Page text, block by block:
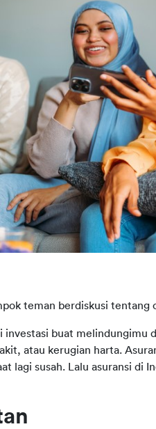
teman berdiskusi tentang
buat melindungimu
atau kerugian harta.
lagi susah. Lalu asuransi di